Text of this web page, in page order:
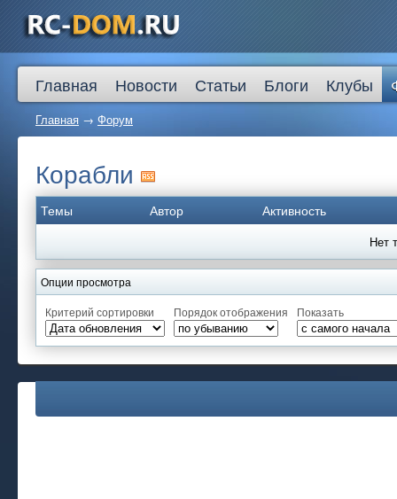
Главная Новости Статьи Блоги Клубы
Главная → Форум
Корабли
Темы Автор Активность
Нет
Опции просмотра
Критерий сортировки
Порядок отображения Показать